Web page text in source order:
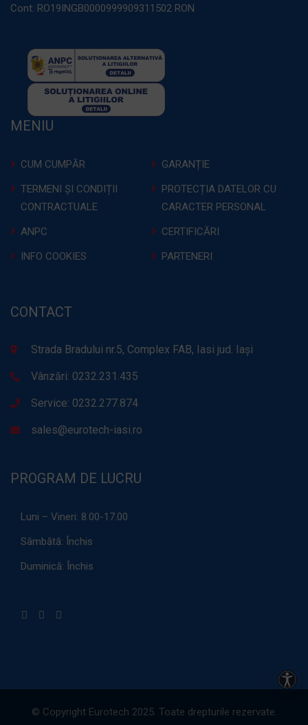
Cont: RO19INGB0000999909311502 RON
MENIU
CUM CUMPĂR
GARANȚIE
TERMENI ȘI CONDIȚII
CONTRACTUALE
PROTECȚIA DATELOR CU
CARACTER PERSONAL
ANPC
CERTIFICĂRI
INFO COOKIES
PARTENERI
CONTACT
Strada Bradului nr.5, Complex FAB, Iasi jud. Iași
Vânzări: 0232.231.435
Service: 0232.277.874
sales@eurotech-iasi.ro
PROGRAM DE LUCRU
Luni – Vineri: 8.00-17.00
Sâmbătă: Închis
Duminică: Închis
© Copyright Eurotech 2025. Toate drepturile rezervate.